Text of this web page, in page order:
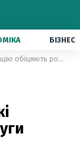
БІЗНЕС
Вакцинацію обіцяють розпочати в лютому: які результати наради "Слуги народу" зі Степановим